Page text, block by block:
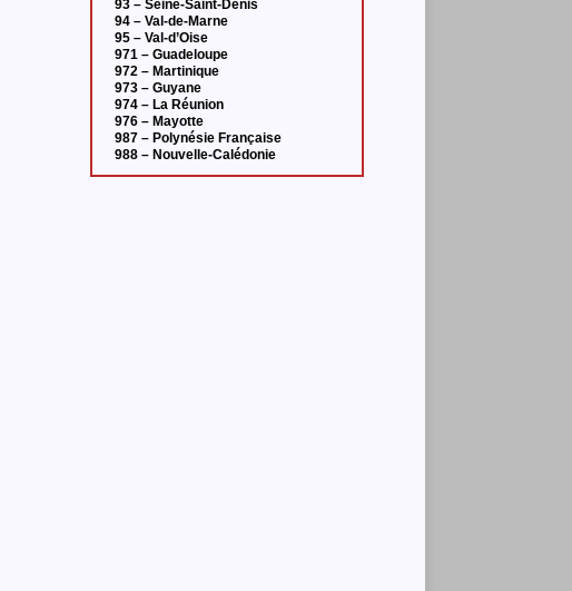
93 – Seine-Saint-Denis
94 – Val-de-Marne
95 – Val-d’Oise
971 – Guadeloupe
972 – Martinique
973 – Guyane
974 – La Réunion
976 – Mayotte
987 – Polynésie Française
988 – Nouvelle-Calédonie